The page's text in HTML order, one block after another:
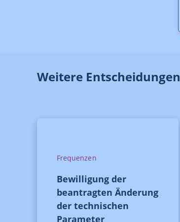
Weitere Entscheidungen
Frequenzen
Bewilligung der
beantragten Änderung
der technischen
Parameter